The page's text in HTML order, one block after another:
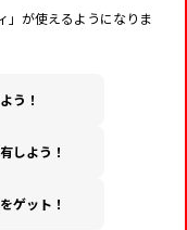
」が使えるようになりま
う！
しよう！
ゲット！